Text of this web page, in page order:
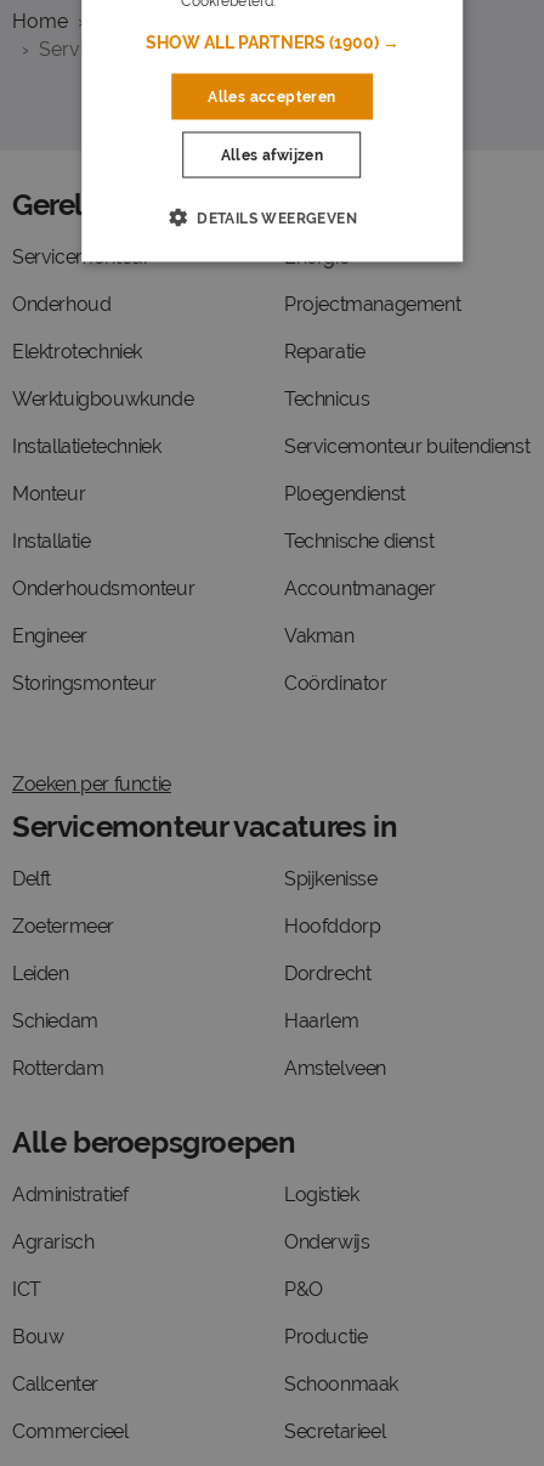
Home
Servicemonteur
Gerelateerde functies
Servicemonteur
Onderhoud
Elektrotechniek
Werktuigbouwkunde
Installatietechniek
Monteur
Installatie
Onderhoudsmonteur
Engineer
Storingsmonteur
Energie
Projectmanagement
Reparatie
Technicus
Servicemonteur buitendienst
Ploegendienst
Technische dienst
Accountmanager
Vakman
Coördinator
Zoeken per functie
Servicemonteur vacatures in
Delft
Zoetermeer
Leiden
Schiedam
Rotterdam
Spijkenisse
Hoofddorp
Dordrecht
Haarlem
Amstelveen
Alle beroepsgroepen
Administratief
Agrarisch
ICT
Bouw
Callcenter
Commercieel
Logistiek
Onderwijs
P&O
Productie
Schoonmaak
Secretarieel
SHOW ALL PARTNERS(1900) →
Alles accepteren
Alles afwijzen
DETAILS WEERGEVEN